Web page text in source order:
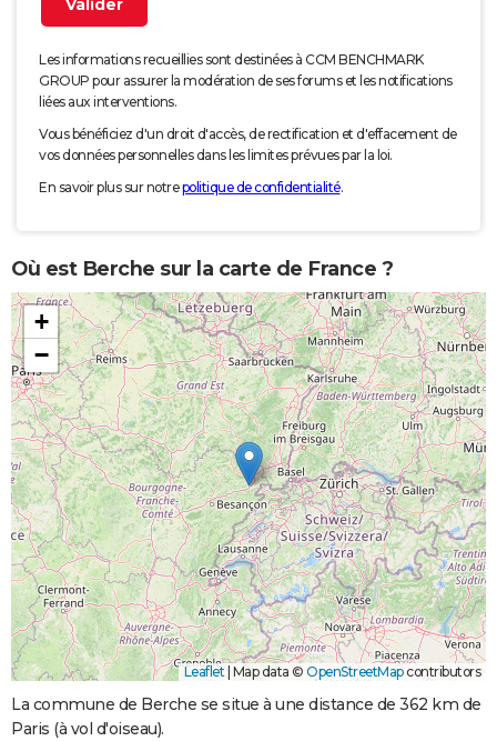
Les informations recueillies sont destinées à CCM BENCHMARK
GROUP pour assurer la modération de ses forums et les notifications
liées aux interventions.
Vous bénéficiez d'un droit d'accès, de rectification et d'effacement de
vos données personnelles dans les limites prévues par la loi.
En savoir plus sur notrepolitique de confidentialité.
Où est Berche sur la carte de France ?
+
−
Leaflet Map data © OpenStreetMapcontributors
La commune de Berche se situe à une distance de 362 km de
Paris (à vol d'oiseau).